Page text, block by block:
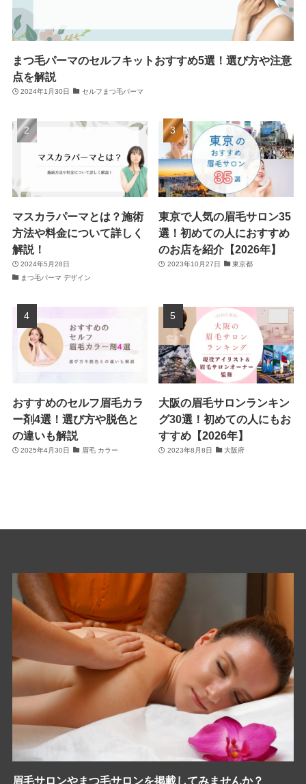
まつ毛パーマのセルフキットおすすめ5選！選び方や注意
点を解説
2024年1月30日 セルフまつ毛パーマ
マスカラパーマとは？施術
方法や料金について詳しく
解説！
2024年5月28日
まつ毛パーマ デザイン
東京で人気の眉毛サロン35
選！初めての人におすすめ
のお店を紹介【2026年】
2023年10月27日 東京都
おすすめのセルフ眉毛カラ
ー剤4選！選び方や脱色と
の違いも解説
2025年4月30日 眉毛 カラー
大阪の眉毛サロンランキン
グ30選！初めての人にもお
すすめ【2026年】
2023年8月8日 大阪府
眉毛サロンやまつ毛サロンを掲載してみませんか？